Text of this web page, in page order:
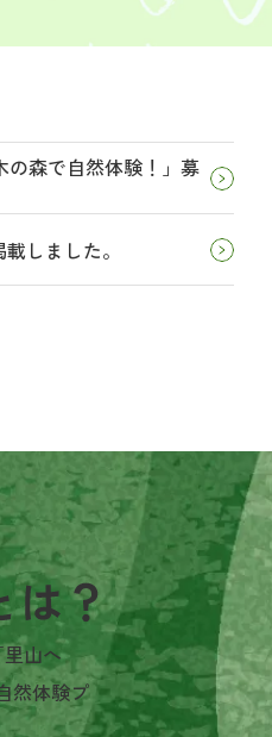
の森で自然体験！」募
しました。
山へ
然体験プ